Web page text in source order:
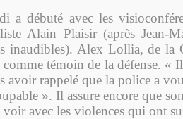
a débuté avec les
Alain Plaisir (après Jean-
inaudibles). Alex Lollia, de la
comme témoin de la défense. «
avoir rappelé que la police a
». Il assure encore que
avec les violences qui ont